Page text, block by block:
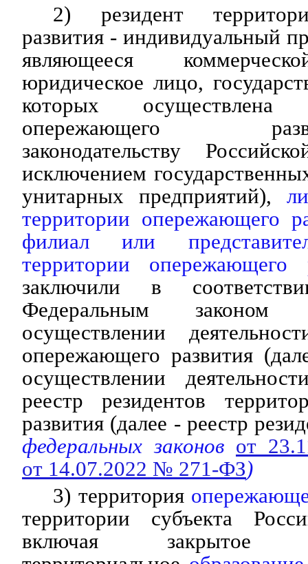
2) резидент
развития - индивидуальный
являющееся
юридическое лицо,
которых
опережающего
законодательству
исключением
унитарных предприятий),
территории опережающего
филиал или
территории опережающего
заключили в
Федеральным законом
осуществлении
опережающего развития
осуществлении
реестр резидентов
развития (далее - реестр
федеральных законов от
от 14.07.2022 № 271-ФЗ)
3) территория
территории субъекта
включая закрытое